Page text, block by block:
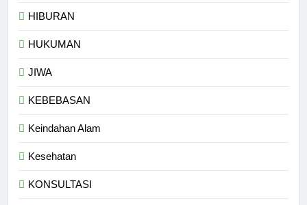
HIBURAN
HUKUMAN
JIWA
KEBEBASAN
Keindahan Alam
Kesehatan
KONSULTASI